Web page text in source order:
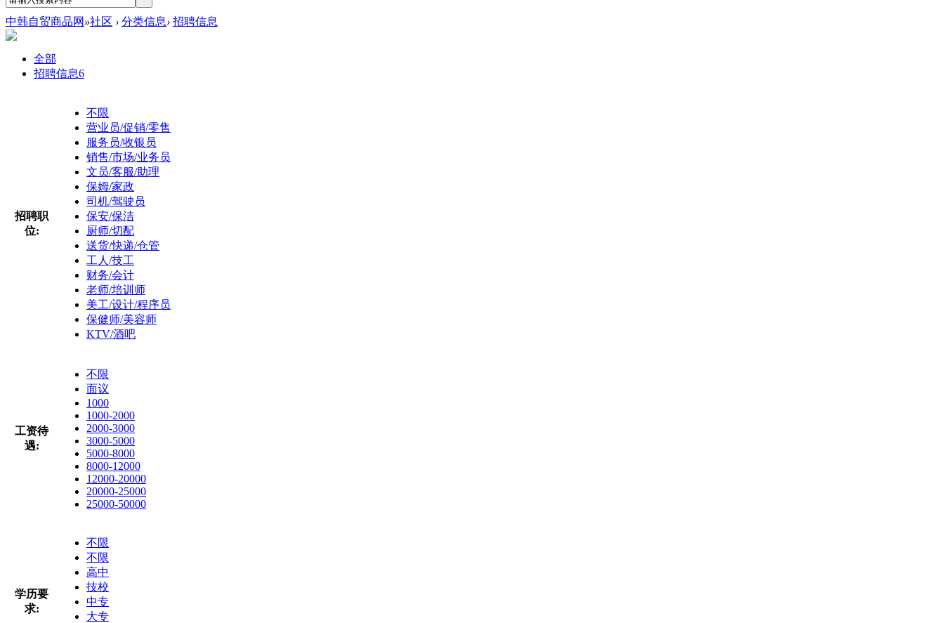
中韩自贸商品网 »社区 › 分类信息› 招聘信息
全部
招聘信息6
招聘职
位:
不限
营业员/促销/零售
服务员/收银员
销售/市场/业务员
文员/客服/助理
保姆/家政
司机/驾驶员
保安/保洁
厨师/切配
送货/快递/仓管
工人/技工
财务/会计
老师/培训师
美工/设计/程序员
保健师/美容师
KTV/酒吧
工资待
遇:
不限
面议
1000
1000-2000
2000-3000
3000-5000
5000-8000
8000-12000
12000-20000
20000-25000
25000-50000
学历要
求:
不限
不限
高中
技校
中专
大专